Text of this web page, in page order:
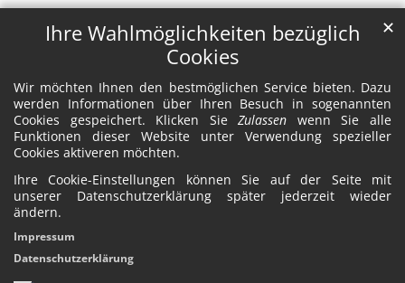
Ihre Wahlmöglichkeiten bezüglich
Cookies
Wir möchten Ihnen den bestmöglichen Service bieten. Dazu
werden Informationen über Ihren Besuch in sogenannten
Cookies gespeichert. Klicken SieZulassen wenn Sie alle
Funktionen dieser Website unter Verwendung spezieller
Cookies aktiveren möchten.
Ihre Cookie-Einstellungen können Sie auf der Seite mit
unserer Datenschutzerklärung später jederzeit wieder
ändern.
✕
Impressum
Datenschutzerklärung